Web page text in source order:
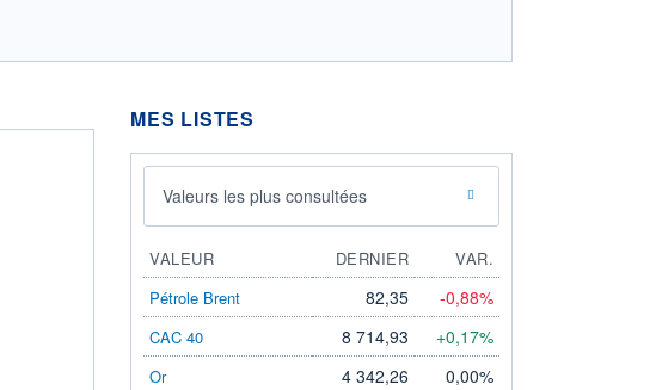
MES LISTES
Valeurs les plus consultées
VALEUR DERNIER
VAR.
Pétrole Brent
82,35 -0,88%
CAC 40 8 714,93 +0,17%
Or 4 342,26 0,00%